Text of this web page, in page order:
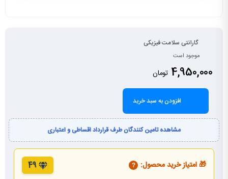
گارانتی سلامت فیزیکی
موجود است
4,950,000 تومان
افزودن به سبد خرید
مشاهده تامین کنندگان طرف قرارداد اقساطی و اعتباری
🎁 امتیاز خرید محصول: ?
49